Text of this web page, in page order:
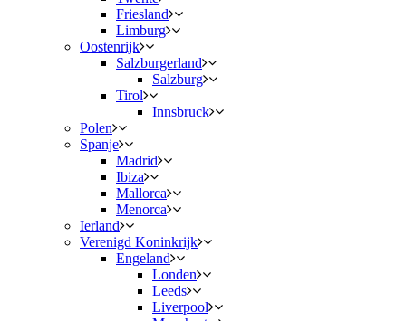
Friesland
Limburg
Oostenrijk
Salzburgerland
Salzburg
Tirol
Innsbruck
Polen
Spanje
Madrid
Ibiza
Mallorca
Menorca
Ierland
Verenigd Koninkrijk
Engeland
Londen
Leeds
Liverpool